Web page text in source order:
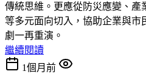
傳統思維。更應從防災應變、產
等多元面向切入，協助企業與市
劇一再重演。
繼續閱讀
1個月前